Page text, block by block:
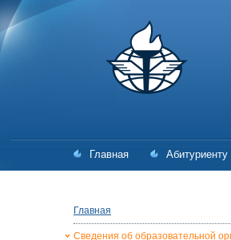
Главная Абитуриенту
Главная
Сведения об образовательной